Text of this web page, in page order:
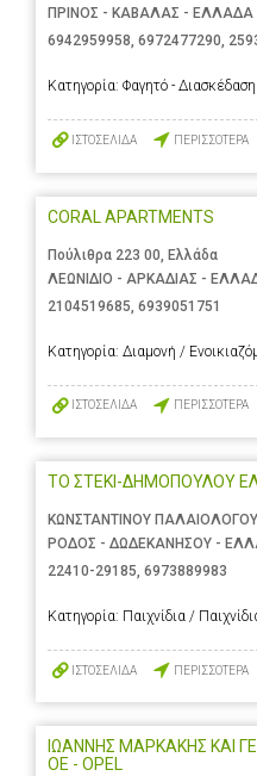
ΠΡΙΝΟΣ - ΚΑΒΑΛΑΣ - ΕΛΛΑΔΑ
6942959958, 6972477290,
Κατηγορία: Φαγητό -
ΙΣΤΟΣΕΛΙΔΑ ΠΕΡΙΣΣΟΤΕΡΑ
CORAL APARTMENTS
Πούλιθρα 223 00, Ελλάδα
ΛΕΩΝΙΔΙΟ - ΑΡΚΑΔΙΑΣ -
2104519685 6939051751
Κατηγορία: Διαμονή /
ΙΣΤΟΣΕΛΙΔΑ ΠΕΡΙΣΣΟΤΕΡΑ
ΤΟ ΣΤΕΚΙ-ΔΗΜΟΠΟΥΛΟΥ
ΚΩΝΣΤΑΝΤΙΝΟΥ
ΡΟΔΟΣ - ΔΩΔΕΚΑΝΗΣΟΥ -
22410-29185, 6973889983
Κατηγορία: Παιχνίδια /
ΙΣΤΟΣΕΛΙΔΑ ΠΕΡΙΣΣΟΤΕΡΑ
ΙΩΑΝΝΗΣ ΜΑΡΚΑΚΗΣ ΚΑΙ
ΟΕ - OPEL